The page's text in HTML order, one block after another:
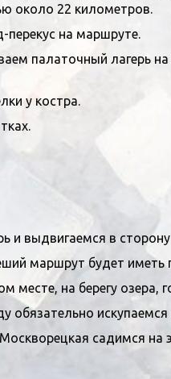
около 22 километров.
на маршруте.
палаточный лагерь
у костра.
и выдвигаемся в
маршрут будет иметь
месте, на берегу
обязательно
садимся на